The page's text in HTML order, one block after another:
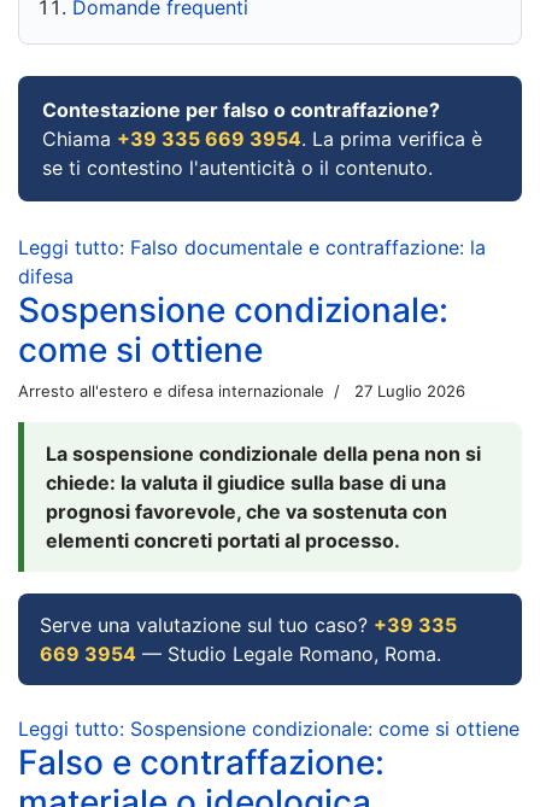
Domande frequenti
Contestazione per falso o contraffazione?
Chiama +39 335 669 3954. La prima verifica è
se ti contestino l'autenticità o il contenuto.
Leggi tutto: Falso documentale e contraffazione: la
difesa
Sospensione condizionale:
come si ottiene
Arresto all'estero e difesa internazionale 27 Luglio 2026
La sospensione condizionale della pena non si
chiede: la valuta il giudice sulla base di una
prognosi favorevole, che va sostenuta con
elementi concreti portati al processo.
Serve una valutazione sul tuo caso? +39 335
669 3954 — Studio Legale Romano, Roma.
Leggi tutto: Sospensione condizionale: come si ottiene
Falso e contraffazione: